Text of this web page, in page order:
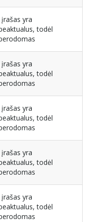
įrašas yra
todėl
įrašas yra
todėl
įrašas yra
todėl
įrašas yra
todėl
įrašas yra
todėl